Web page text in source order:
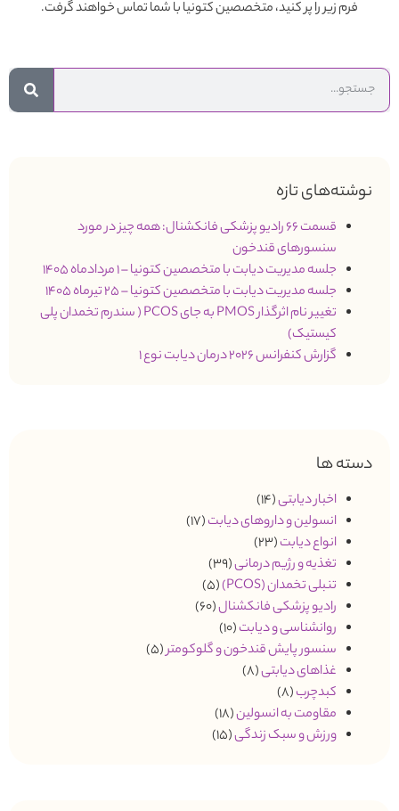
فرم زیر را پر کنید، متخصصین کتونیا با شما تماس خواهند گرفت.
نوشته‌های تازه
قسمت 66 رادیو پزشکی فانکشنال: همه چیز در مورد
سنسورهای قندخون
جلسه مدیریت دیابت با متخصصین کتونیا – 1 مردادماه 1405
جلسه مدیریت دیابت با متخصصین کتونیا – 25 تیرماه 1405
تغییر نام اثرگذار PMOS به جای PCOS ( سندرم تخمدان پلی
کیستیک)
گزارش کنفرانس 2026 درمان دیابت نوع 1
دسته ها
اخبار دیابتی(14)
انسولین و داروهای دیابت(17)
انواع دیابت(23)
تغذیه و رژیم درمانی(39)
تنبلی تخمدان (PCOS)
(5)
رادیو پزشکی فانکشنال(60)
روانشناسی و دیابت(10)
سنسور پایش قندخون و گلوکومتر(5)
غذاهای دیابتی(8)
کبدچرب(8)
مقاومت به انسولین(18)
ورزش و سبک زندگی(15)